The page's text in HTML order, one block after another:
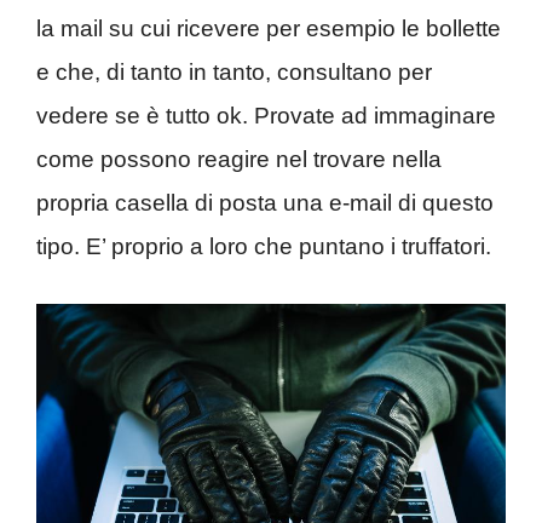
la mail su cui ricevere per esempio le bollette
e che, di tanto in tanto, consultano per
vedere se è tutto ok. Provate ad immaginare
come possono reagire nel trovare nella
propria casella di posta una e-mail di questo
tipo. E’ proprio a loro che puntano i truffatori.